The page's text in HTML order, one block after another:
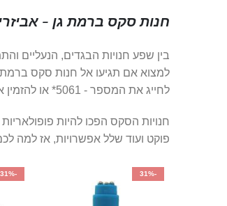
חנות סקס ברמת גן -
בין שפע חנויות הבגדים, הנעליים
למצוא אם תגיעו אל חנות סקס ברמת
לחייג את המספר - 5061* או להזמין אביזרי מין מהחנות המקוונת סופרטויס ולקבל אותם תוך 4 שעות. וזאת כמובן גם אם אתם לא קרובים אל חנות הסקס ברמת גן.
חנויות הסקס הפכו להיות
פוקט ועוד שלל אפשרויות, אז למה
-31%
-31%